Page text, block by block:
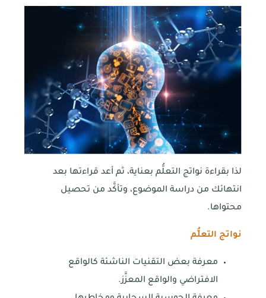
لذا بقراءة نواتج التعلُّم بعناية، ثم أعد قراءتها بعد
انتهائك من دراسة الموضوع، وتأكَّد من تحصيل
محتواها.
نواتج التعلُّم
معرفة بعض التقنيات الناشئة كالواقع
الافتراضي والواقع المعزَّز.